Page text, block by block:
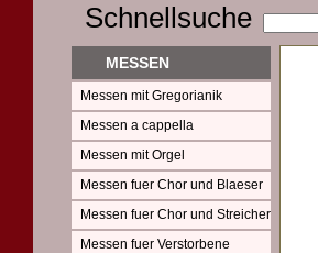
Schnellsuche
MESSEN
Messen mit Gregorianik
Messen a cappella
Messen mit Orgel
Messen fuer Chor und Blaeser
Messen fuer Chor und Streicher
Messen fuer Verstorbene